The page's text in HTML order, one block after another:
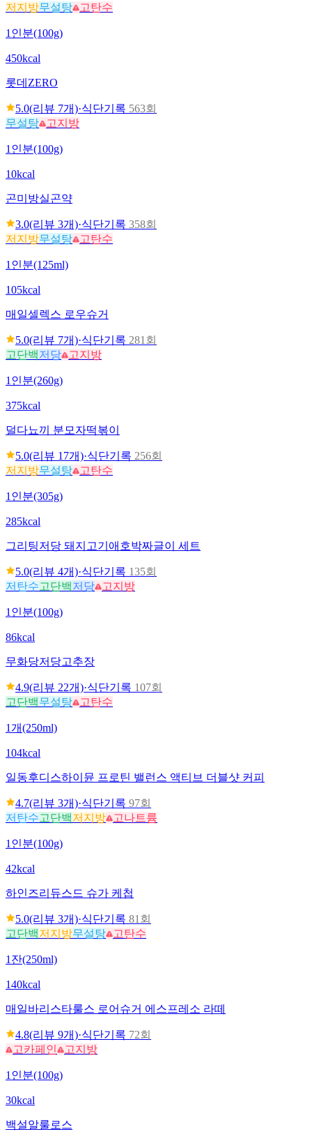
저지방무설탕 고탄수
1인분(100g)
450kcal
롯데 ZERO
5.0(리뷰 7개)·식단기록 563회
무설탕
고지방
1인분(100g)
10kcal
곤미방실곤약
3.0(리뷰 3개)·식단기록 358회
저지방무설탕 고탄수
1인분(125ml)
105kcal
매일셀렉스 로우슈거
5.0(리뷰 7개)·식단기록 281회
고단백저당 고지방
1인분(260g)
375kcal
덜다뇨끼 분모자떡볶이
5.0(리뷰 17개)·식단기록 256회
저지방무설탕 고탄수
1인분(305g)
285kcal
그리팅저당 돼지고기애호박짜글이 세트
5.0(리뷰 4개)·식단기록 135회
저탄수고단백저당 고지방
1인분(100g)
86kcal
무화당저당고추장
4.9(리뷰 22개)·식단기록 107회
고단백무설탕 고탄수
1개(250ml)
104kcal
일동후디스하이뮨 프로틴 밸런스 액티브 더블샷 커피
4.7(리뷰 3개)·식단기록 97회
저탄수고단백저지방 고나트륨
1인분(100g)
42kcal
하인즈리듀스드 슈가 케첩
5.0(리뷰 3개)·식단기록 81회
고단백저지방무설탕 고탄수
1잔(250ml)
140kcal
매일바리스타룰스 로어슈거 에스프레소 라떼
4.8(리뷰 9개)·식단기록 72회
고카페인
고지방
1인분(100g)
30kcal
백설알룰로스